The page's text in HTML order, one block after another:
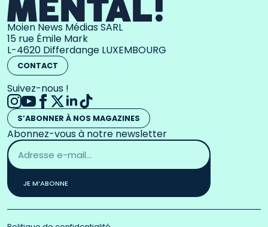
Moien News Médias SARL
15 rue Émile Mark
L-4620 Differdange LUXEMBOURG
CONTACT
Suivez-nous !
S’ABONNER À NOS MAGAZINES
Abonnez-vous à notre newsletter
Adresse
email
*
JE M’ABONNE